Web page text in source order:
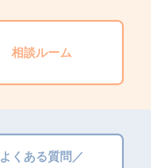
相談ルーム
よくある質問／